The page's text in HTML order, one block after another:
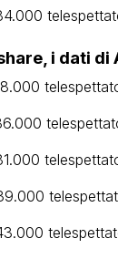
i dati di